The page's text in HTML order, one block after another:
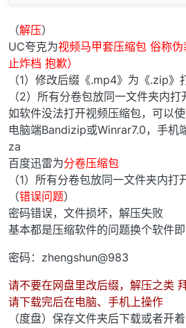
（解压）
UC夸克为视频马甲套压缩包 俗称
止炸档 抱歉）
（1）修改后缀《.mp4》为《.zip》
（2）所有分卷包放同一文件夹内打
如软件没法打开视频压缩包，可以
电脑端Bandizip或Winrar7.0，手机
za
百度迅雷为分卷压缩包
（1）所有分卷包放同一文件夹内打
（错误问题）
密码错误，文件损坏，解压失败
基本都是压缩软件的问题换个软件
密码：zhengshun@983
请不要在网盘里改后缀，解压之类
请下载完后在电脑、手机上操作
（度盘）保存文件夹后下载或者开